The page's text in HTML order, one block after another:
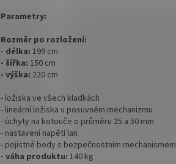
Parametry:
Rozměr po rozložení:
- délka: 199 cm
- šířka: 150 cm
- výška: 220 cm
- ložiska ve všech kladkách
- lineární ložiska v posuvném mechanizmu
- úchyty na kotouče o průměru 25 a 50 mm
- nastavení napětí lan
- pojistné body s bezpečnostním mechanismem
- váha produktu: 140 kg